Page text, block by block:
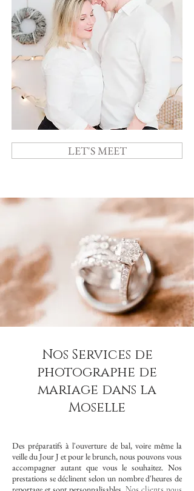
LET'S MEET
Nos Services de
photographe de
mariage dans la
Moselle
Des préparatifs à l'ouverture de bal, voire même la
veille du Jour J et pour le brunch, nous pouvons vous
accompagner autant que vous le souhaitez. Nos
prestations se déclinent selon un nombre d'heures de